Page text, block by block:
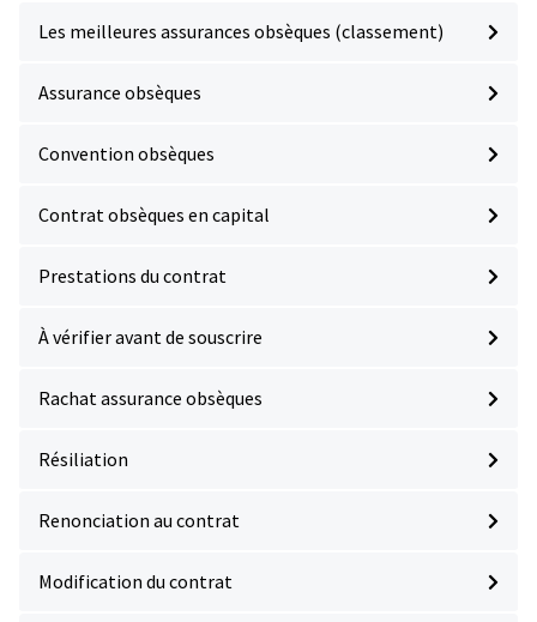
Les meilleures assurances obsèques (classement)
Assurance obsèques
Convention obsèques
Contrat obsèques en capital
Prestations du contrat
À vérifier avant de souscrire
Rachat assurance obsèques
Résiliation
Renonciation au contrat
Modification du contrat